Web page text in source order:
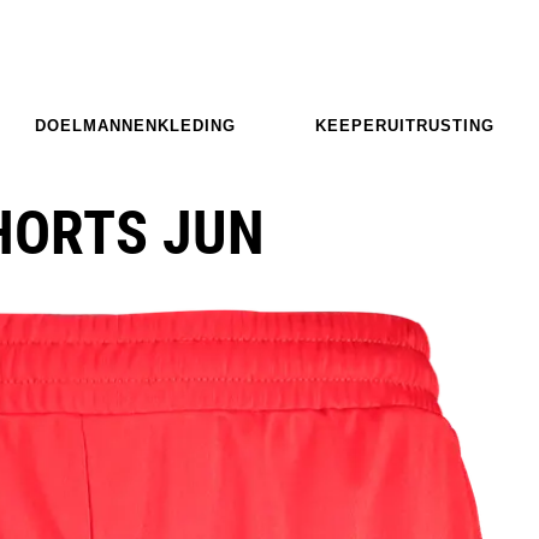
DOELMANNENKLEDING KEEPERUITRUSTING
JUN